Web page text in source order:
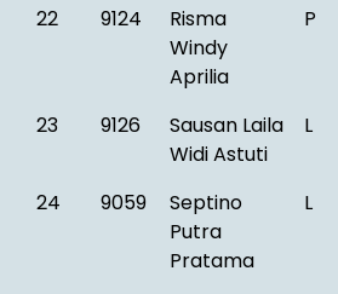
22 9124
Risma
Windy
Aprilia
P
23 9126
Sausan Laila
Widi Astuti
L
24 9059
Septino
Putra
Pratama
L